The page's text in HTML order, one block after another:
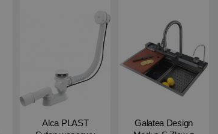
Alca PLAST
Galatea Design